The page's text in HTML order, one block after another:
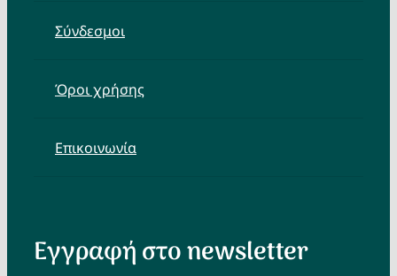
Σύνδεσμοι
Όροι χρήσης
Επικοινωνία
Εγγραφή στο newsletter